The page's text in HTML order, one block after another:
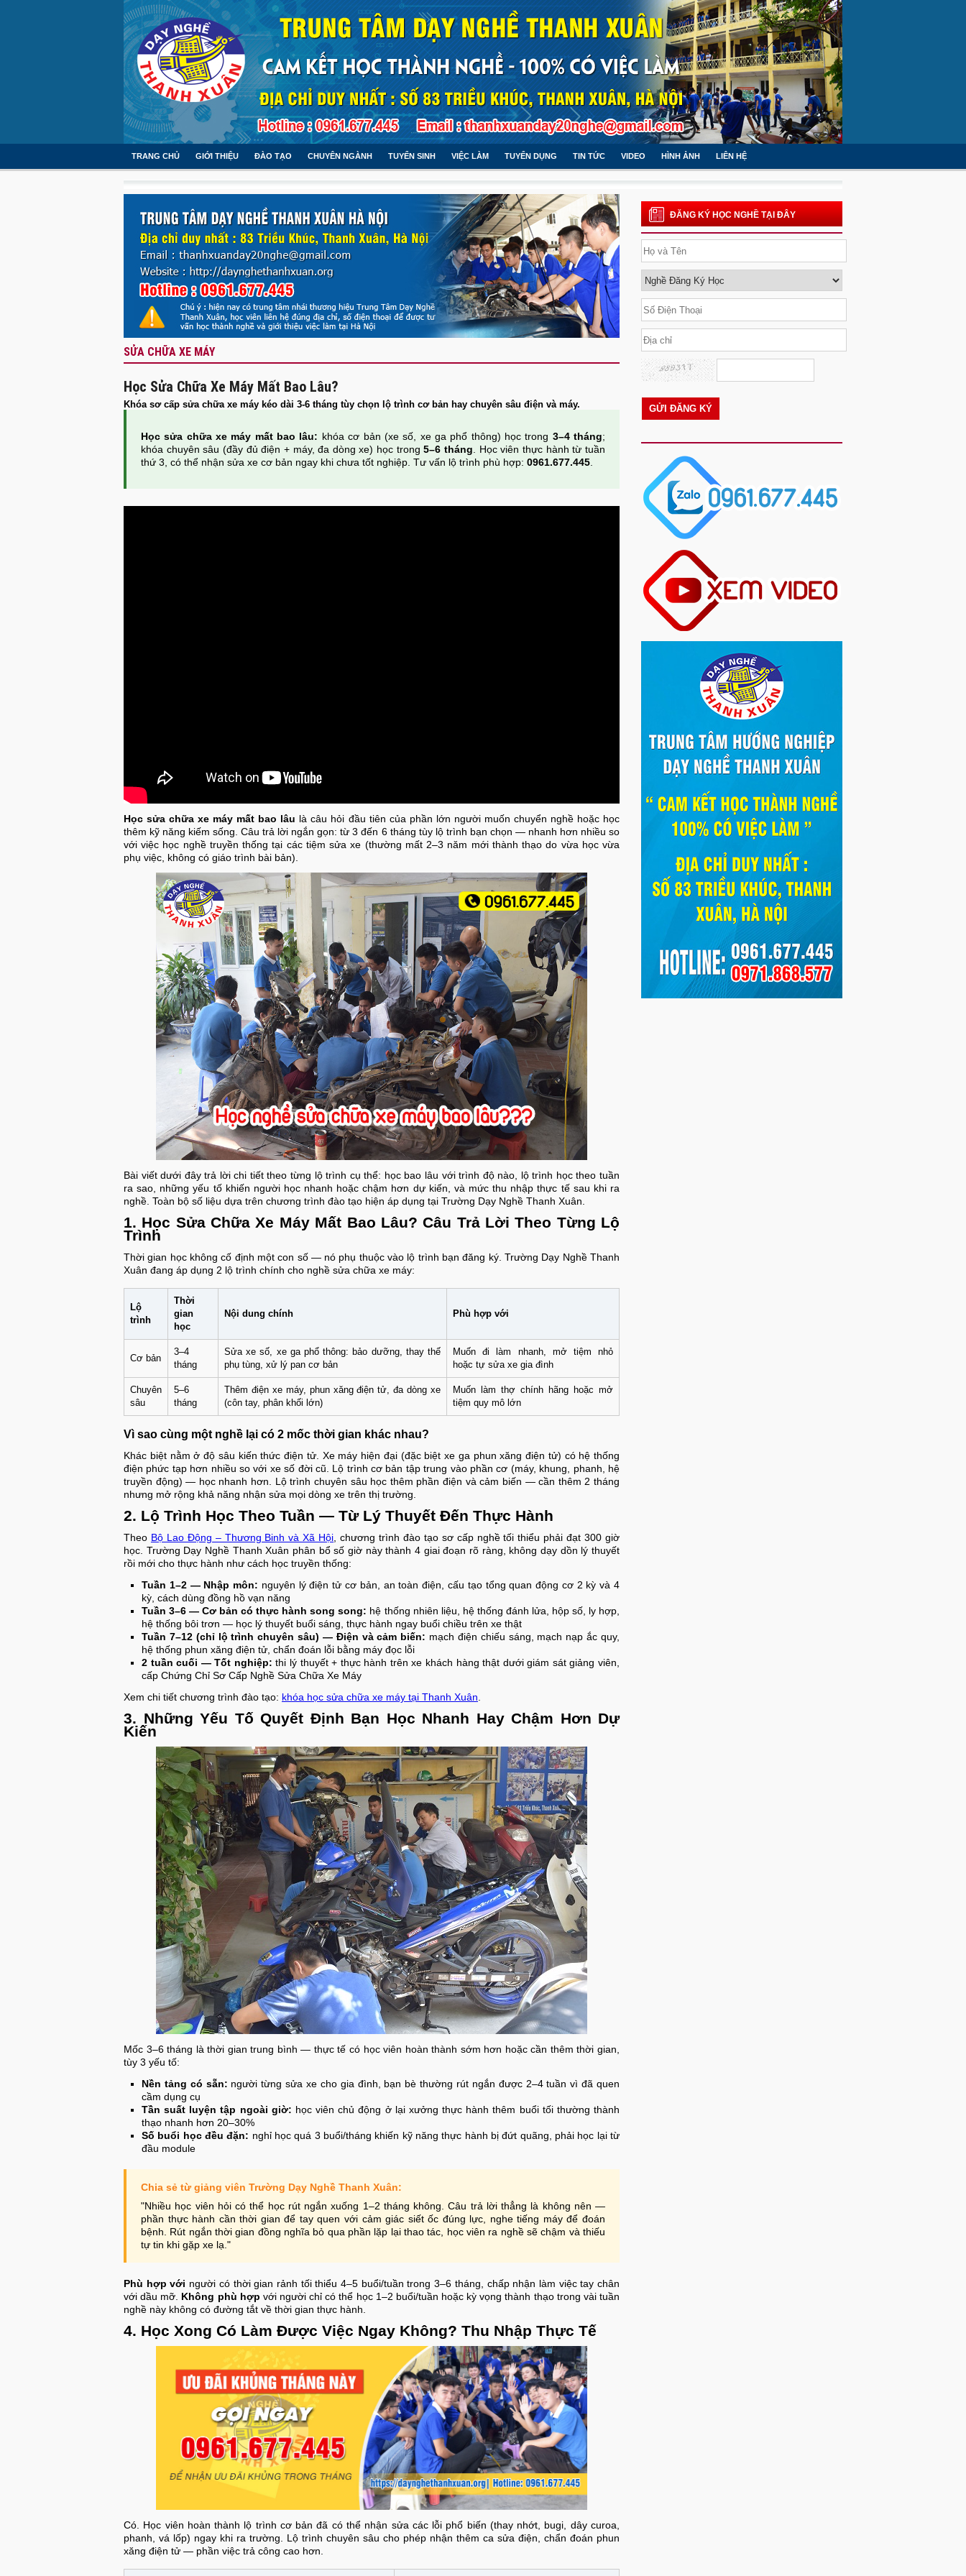
TRANG CHỦ GIỚI THIỆU ĐÀO TẠO CHUYÊN NGÀNH TUYỂN SINH VIỆC LÀM TUYỂN DỤNG TIN TỨC VIDEO HÌNH ẢNH LIÊN HỆ
SỬA CHỮA XE MÁY
Học Sửa Chữa Xe Máy Mất Bao Lâu?
Khóa sơ cấp sửa chữa xe máy kéo dài 3-6 tháng tùy chọn lộ trình cơ bản hay chuyên sâu điện và máy.
Học sửa chữa xe máy mất bao lâu: khóa cơ bản (xe số, xe ga phổ thông) học trong 3–4 tháng;
khóa chuyên sâu (đầy đủ điện + máy, đa dòng xe) học trong5–6 tháng . Học viên thực hành từ tuần
thứ 3, có thể nhận sửa xe cơ bản ngay khi chưa tốt nghiệp. Tư vấn lộ trình phù hợp: 0961.677.445
Học sửa chữa xe máy mất bao lâu là câu hỏi đầu tiên của phần lớn người muốn chuyển nghề hoặc học
thêm kỹ năng kiếm sống. Câu trả lời ngắn gọn: từ 3 đến 6 tháng tùy lộ trình bạn chọn — nhanh hơn nhiều so
với việc học nghề truyền thống tại các tiệm sửa xe (thường mất 2–3 năm mới thành thạo do vừa học vừa
phụ việc, không có giáo trình bài bản).
Bài viết dưới đây trả lời chi tiết theo từng lộ trình cụ thể: học bao lâu với trình độ nào, lộ trình học theo tuần
ra sao, những yếu tố khiến người học nhanh hoặc chậm hơn dự kiến, và mức thu nhập thực tế sau khi ra
nghề. Toàn bộ số liệu dựa trên chương trình đào tạo hiện áp dụng tại Trường Dạy Nghề Thanh Xuân.
1. Học Sửa Chữa Xe Máy Mất Bao Lâu? Câu Trả Lời Theo Từng Lộ
Trình
Thời gian học không cố định một con số — nó phụ thuộc vào lộ trình bạn đăng ký. Trường Dạy Nghề Thanh
Xuân đang áp dụng 2 lộ trình chính cho nghề sửa chữa xe máy:
Lộ
trình
Thời
gian
học
Nội dung chính Phù hợp với
Cơ bản
3–4
tháng
Sửa xe số, xe ga phổ thông: bảo dưỡng, thay thế
phụ tùng, xử lý pan cơ bản
Muốn đi làm nhanh, mở tiệm nhỏ
hoặc tự sửa xe gia đình
Chuyên
sâu
5–6
tháng
Thêm điện xe máy, phun xăng điện tử, đa dòng xe
(côn tay, phân khối lớn)
Muốn làm thợ chính hãng hoặc mở
tiệm quy mô lớn
Vì sao cùng một nghề lại có 2 mốc thời gian khác nhau?
Khác biệt nằm ở độ sâu kiến thức điện tử. Xe máy hiện đại (đặc biệt xe ga phun xăng điện tử) có hệ thống
điện phức tạp hơn nhiều so với xe số đời cũ. Lộ trình cơ bản tập trung vào phần cơ (máy, khung, phanh, hệ
truyền động) — học nhanh hơn. Lộ trình chuyên sâu học thêm phần điện và cảm biến — cần thêm 2 tháng
nhưng mở rộng khả năng nhận sửa mọi dòng xe trên thị trường.
2. Lộ Trình Học Theo Tuần — Từ Lý Thuyết Đến Thực Hành
Theo Bộ Lao Động – Thương Binh và Xã Hội , chương trình đào tạo sơ cấp nghề tối thiểu phải đạt 300 giờ
học. Trường Dạy Nghề Thanh Xuân phân bổ số giờ này thành 4 giai đoạn rõ ràng, không dạy dồn lý thuyết
rồi mới cho thực hành như cách học truyền thống:
Tuần 1–2 — Nhập môn: nguyên lý điện tử cơ bản, an toàn điện, cấu tạo tổng quan động cơ 2 kỳ và 4
kỳ, cách dùng đồng hồ vạn năng
Tuần 3–6 — Cơ bản có thực hành song song: hệ thống nhiên liệu, hệ thống đánh lửa, hộp số, ly hợp,
hệ thống bôi trơn — học lý thuyết buổi sáng, thực hành ngay buổi chiều trên xe thật
Tuần 7–12 (chỉ lộ trình chuyên sâu) — Điện và cảm biến: mạch điện chiếu sáng, mạch nạp ắc quy,
hệ thống phun xăng điện tử, chẩn đoán lỗi bằng máy đọc lỗi
2 tuần cuối — Tốt nghiệp: thi lý thuyết + thực hành trên xe khách hàng thật dưới giám sát giảng viên,
cấp Chứng Chỉ Sơ Cấp Nghề Sửa Chữa Xe Máy
Xem chi tiết chương trình đào tạo: khóa học sửa chữa xe máy tại Thanh Xuân
3. Những Yếu Tố Quyết Định Bạn Học Nhanh Hay Chậm Hơn Dự
Kiến
Mốc 3–6 tháng là thời gian trung bình — thực tế có học viên hoàn thành sớm hơn hoặc cần thêm thời gian,
tùy 3 yếu tố:
Nền tảng có sẵn: người từng sửa xe cho gia đình, bạn bè thường rút ngắn được 2–4 tuần vì đã quen
cầm dụng cụ
Tần suất luyện tập ngoài giờ: học viên chủ động ở lại xưởng thực hành thêm buổi tối thường thành
thạo nhanh hơn 20–30%
Số buổi học đều đặn: nghỉ học quá 3 buổi/tháng khiến kỹ năng thực hành bị đứt quãng, phải học lại từ
đầu module
Chia sẻ từ giảng viên Trường Dạy Nghề Thanh Xuân:
"Nhiều học viên hỏi có thể học rút ngắn xuống 1–2 tháng không. Câu trả lời thẳng là không nên —
phần thực hành cần thời gian để tay quen với cảm giác siết ốc đúng lực, nghe tiếng máy để đoán
bệnh. Rút ngắn thời gian đồng nghĩa bỏ qua phần lặp lại thao tác, học viên ra nghề sẽ chậm và thiếu
tự tin khi gặp xe lạ."
Phù hợp với người có thời gian rảnh tối thiểu 4–5 buổi/tuần trong 3–6 tháng, chấp nhận làm việc tay chân
với dầu mỡ. Không phù hợp với người chỉ có thể học 1–2 buổi/tuần hoặc kỳ vọng thành thạo trong vài tuần
nghề này không có đường tắt về thời gian thực hành.
4. Học Xong Có Làm Được Việc Ngay Không? Thu Nhập Thực Tế
Có. Học viên hoàn thành lộ trình cơ bản đã có thể nhận sửa các lỗi phổ biến (thay nhớt, bugi, dây curoa,
phanh, vá lốp) ngay khi ra trường. Lộ trình chuyên sâu cho phép nhận thêm ca sửa điện, chẩn đoán phun
xăng điện tử — phần việc trả công cao hơn.
ĐĂNG KÝ HỌC NGHỀ TẠI ĐÂY